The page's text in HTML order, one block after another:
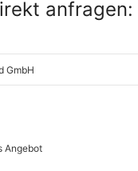
anfragen:
Angebot